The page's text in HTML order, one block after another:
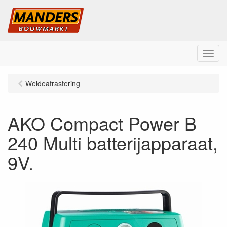
M
e
Weideafrastering
AKO Compact Power B
240 Multi batterijapparaat,
9V.